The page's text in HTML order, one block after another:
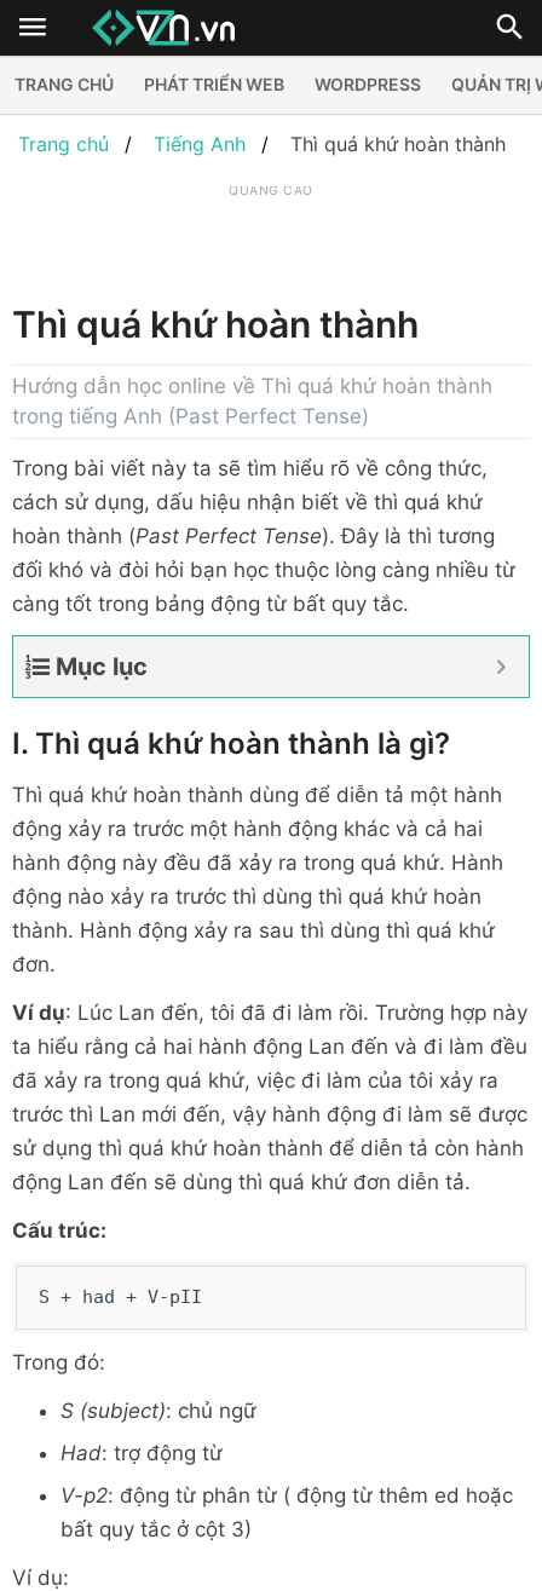
TRANG CHỦ PHÁT TRIỂN WEB WORDPRESS QUẢN TRỊ
Trang chủ Tiếng Anh Thì quá khứ hoàn thành
QUẢNG CÁO
Thì quá khứ hoàn thành
Hướng dẫn học online về Thì quá khứ hoàn thành
trong tiếng Anh (Past Perfect Tense)
Trong bài viết này ta sẽ tìm hiểu rõ về công thức,
cách sử dụng, dấu hiệu nhận biết về thì quá khứ
hoàn thành (Past Perfect Tense). Đây là thì tương
đối khó và đòi hỏi bạn học thuộc lòng càng nhiều từ
càng tốt trong bảng động từ bất quy tắc.
Mục lục
I. Thì quá khứ hoàn thành là gì?
Thì quá khứ hoàn thành dùng để diễn tả một hành
động xảy ra trước một hành động khác và cả hai
hành động này đều đã xảy ra trong quá khứ. Hành
động nào xảy ra trước thì dùng thì quá khứ hoàn
thành. Hành động xảy ra sau thì dùng thì quá khứ
đơn.
Ví dụ: Lúc Lan đến, tôi đã đi làm rồi. Trường hợp này
ta hiểu rằng cả hai hành động Lan đến và đi làm đều
đã xảy ra trong quá khứ, việc đi làm của tôi xảy ra
trước thì Lan mới đến, vậy hành động đi làm sẽ được
sử dụng thì quá khứ hoàn thành để diễn tả còn hành
động Lan đến sẽ dùng thì quá khứ đơn diễn tả.
Cấu trúc:
S + had + V-pII
Trong đó:
S (subject): chủ ngữ
Had: trợ động từ
V-p2: động từ phân từ ( động từ thêm ed hoặc
bất quy tắc ở cột 3)
Ví dụ: